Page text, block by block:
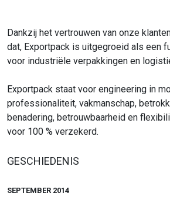
Dankzij het vertrouwen van onze
dat, Exportpack is uitgegroeid als een
voor industriële verpakkingen en
Exportpack staat voor engineering in
professionaliteit, vakmanschap,
benadering, betrouwbaarheid en
voor 100 % verzekerd.
GESCHIEDENIS
SEPTEMBER 2014